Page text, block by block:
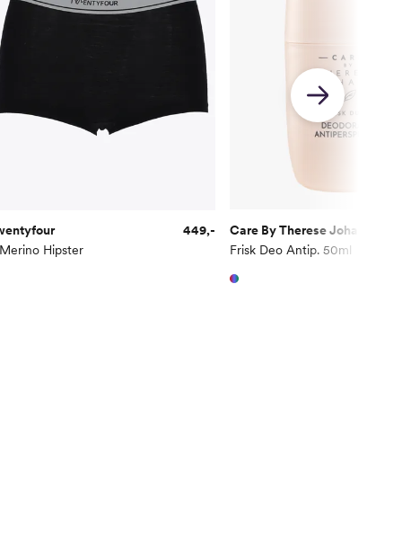
Hipster
449,-
Care By Therese Johaug
Frisk Deo Antip. 50ml